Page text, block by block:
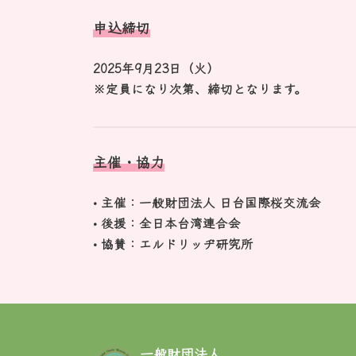
申込締切
2025年9月23日（火）
※定員になり次第、締切となります。
主催・協力
• 主催 ：一般財団法人 日台国際桜交流会
• 後援 ：全日本台湾連合会
• 協賛 ：エルドリッヂ研究所